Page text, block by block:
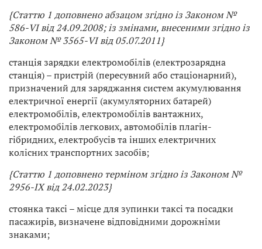
{Статтю 1 доповнено абзацом згідно із Законом №
586-VI від 24.09.2008; із змінами, внесеними згідно із
Законом № 3565-VI від 05.07.2011}
станція зарядки електромобілів (електрозарядна
станція) – пристрій (пересувний або стаціонарний),
призначений для заряджання систем акумулювання
електричної енергії (акумуляторних батарей)
електромобілів, електромобілів вантажних,
електромобілів легкових, автомобілів плагін-
гібридних, електробусів та інших електричних
колісних транспортних засобів;
{Статтю 1 доповнено терміном згідно із Законом№
2956-IX від 24.02.2023}
стоянка таксі – місце для зупинки таксі та посадки
пасажирів, визначене відповідними дорожніми
знаками;